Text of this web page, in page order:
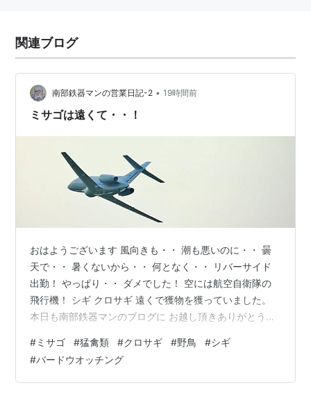
関連ブログ
南部鉄器マンの営業日記-2 • 19時間前
ミサゴは遠くて・・！
おはようございます 風向きも・・ 潮も悪いのに・・ 曇
天で・・ 暑くないから・・ 何となく・・ リバーサイド
出勤！ やっぱり・・ ダメでした！ 空には航空自衛隊の
飛行機！ シギ クロサギ 遠くで獲物を獲っていました。
本日も南部鉄器マンのブログに お越し頂きありがとうご
たか？ 明日も是非お越しくださいませ。 感謝。
★★★★★★★★★★★★ 2026年8月6日 木曜日 ブロ
グ更新時間午前5時33分 室温度28度 湿度79％ 外気温度
#ミサゴ #猛禽類 #クロサギ #野鳥 #シギ
#バードウオッチング